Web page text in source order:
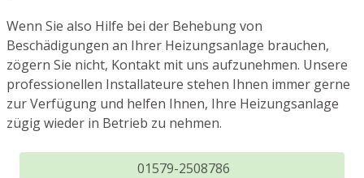
Wenn Sie also Hilfe bei der Behebung von
Beschädigungen an Ihrer Heizungsanlage brauchen,
zögern Sie nicht, Kontakt mit uns aufzunehmen. Unsere
professionellen Installateure stehen Ihnen immer gerne
zur Verfügung und helfen Ihnen, Ihre Heizungsanlage
zügig wieder in Betrieb zu nehmen.
01579-2508786